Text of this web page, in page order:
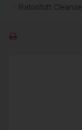
Illatosított